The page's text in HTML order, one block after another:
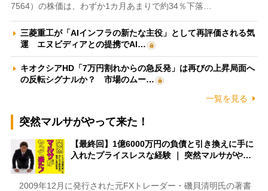
7564）の株価は、わずか1カ月あまりで約34％下落…
三菱重工が「AIインフラの新たな主役」として再評価される気
運 エヌビディアとの提携でAI…
キオクシアHD「7万円割れからの急反発」は再びの上昇局面へ
の反転シグナルか？ 市場のムー…
一覧を見る
突然マルサがやって来た！
【最終回】1億6000万円の負債と引き換えに手に
入れたプライスレスな経験 ｜ 突然マルサがや…
2009年12月に発行された元FXトレーダー・磯貝清明氏の著書